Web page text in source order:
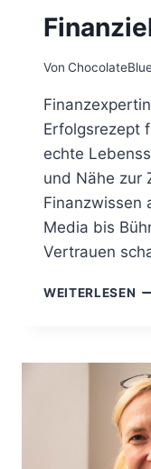
Von
Erfolgsrezept
echte
und Nähe zur
Finanzwissen
Media bis
Vertrauen
WEITERLESEN
IN